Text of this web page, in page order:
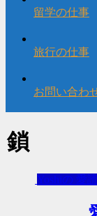
留学の仕事
旅行の仕事
お問い合わ
鎖
Yoshiの 愛